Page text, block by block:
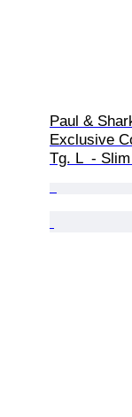
Paul &
Exclusive
Tg. L  -